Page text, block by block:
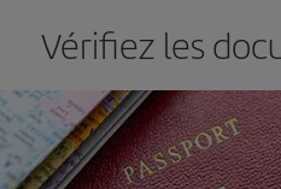
Vérifiez les